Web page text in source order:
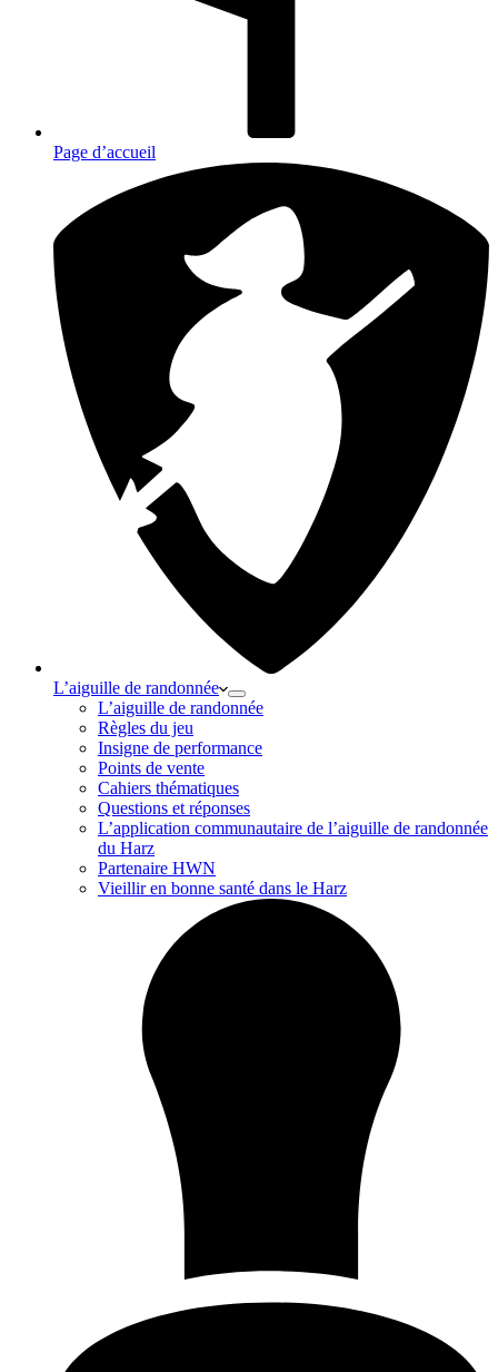
Page d’accueil
L’aiguille de randonnée
L’aiguille de randonnée
Règles du jeu
Insigne de performance
Points de vente
Cahiers thématiques
Questions et réponses
L’application communautaire de l’aiguille de randonnée
du Harz
Partenaire HWN
Vieillir en bonne santé dans le Harz